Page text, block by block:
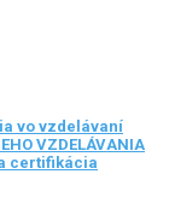
vo vzdelávaní
VZDELÁVANIA
certifikácia